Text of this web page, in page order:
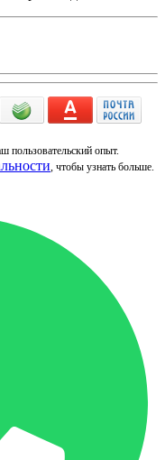
пользовательский опыт.
, чтобы узнать больше.